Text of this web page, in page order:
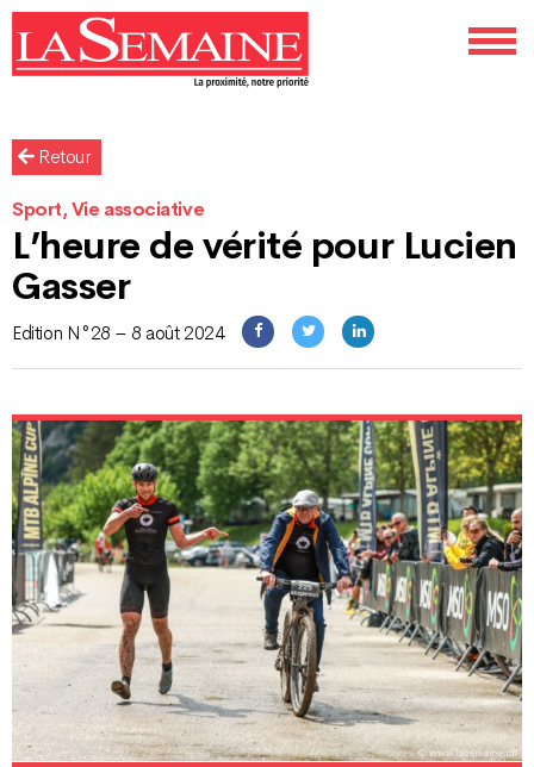
Retour
Sport, Vie associative
L’heure de vérité pour Lucien
Gasser
Edition N°28 – 8 août 2024